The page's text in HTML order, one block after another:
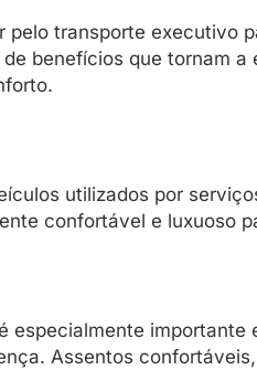
pelo transporte executivo
de benefícios que tornam
utilizados por
confortável e luxuoso
especialmente importante
Assentos